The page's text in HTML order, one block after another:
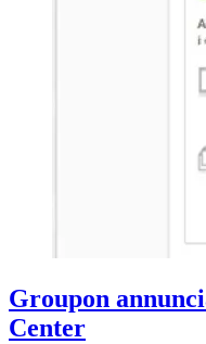
Groupon
Center